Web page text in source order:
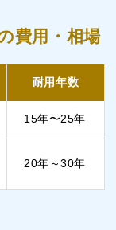
費用・相場
耐用年数
15年〜25年
20年～30年